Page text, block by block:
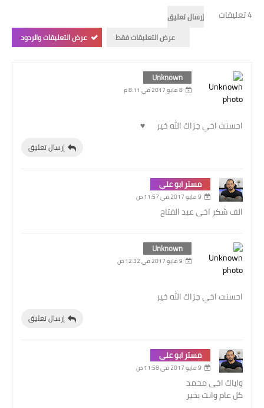
4 تعليقات
إرسال تعليق
عرض التعليقات فقط
عرض التعليقات والردود
Unknown
8 مايو 2017 في 8:11 م
احسنت اخي جزاك الله خير ♥
إرسال تعليق
مستر ابو على
9 مايو 2017 في 11:57 ص
الف شكر اخى عبد الفتاح
Unknown
9 مايو 2017 في 12:32 ص
احسنت اخي جزاك الله خير
إرسال تعليق
مستر ابو على
9 مايو 2017 في 11:58 ص
واياك اخى محمد
كل عام وانت بخير